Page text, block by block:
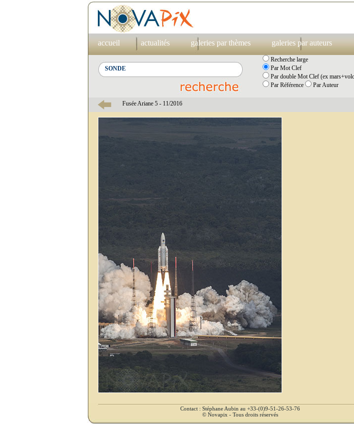
accueil actualités galeries par thèmes galeries par auteurs
Recherche large
Par Mot Clef
Par double Mot Clef (ex
Par Référence
Par Auteur
Fusée Ariane 5 - 11/2016
Contact : Stéphane Aubin au +33-(0)9-51-26-53-76
© Novapix - Tous droits réservés